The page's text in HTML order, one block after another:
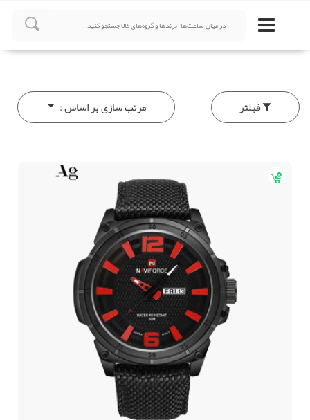
فیلتر مرتب سازی بر اساس :